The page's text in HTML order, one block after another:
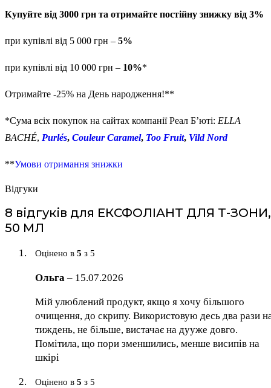
Купуйте від 3000 грн та отримайте постійну знижку від 3%
при купівлі від 5 000 грн – 5%
при купівлі від 10 000 грн – 10%*
Отримайте -25% на День народження!**
*Сума всіх покупок на сайтах компанії Реал Б’юті: ELLA
BACHÉ, Purlés, Couleur Caramel, Too Fruit, Vild Nord
**Умови отримання знижки
Відгуки
8 відгуків для ЕКСФОЛІАНТ ДЛЯ Т-ЗОНИ,
50 МЛ
Оцінено в 5 з 5
Ольга – 15.07.2026
Мій улюблений продукт, якщо я хочу більшого
очищення, до скрипу. Використовую десь два рази
тиждень, не більше, вистачає на дууже довго.
Помітила, що пори зменшились, менше висипів на
шкірі
Оцінено в 5 з 5